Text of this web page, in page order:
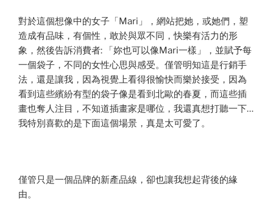
對於這個想像中的女子「Mari」，網站把她，或她們，塑
造成有品味，有個性，敢於與眾不同，快樂有活力的形
象，然後告訴消費者: 「妳也可以像Mari一樣」，並賦予每
一個袋子，不同的女性心思與感受。僅管明知這是行銷手
法，還是讓我，因為視覺上看得很愉快而樂於接受，因為
看到這些繽紛有型的袋子像是看到北歐的春夏，而這些插
畫也奪人注目，不知道插畫家是哪位，我還真想打聽一下…
我特別喜歡的是下面這個場景，真是太可愛了。
僅管只是一個品牌的新產品線，卻也讓我想起背後的緣
由。